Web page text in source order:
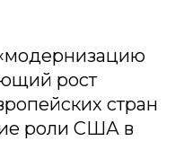
рост
стран
роли США в